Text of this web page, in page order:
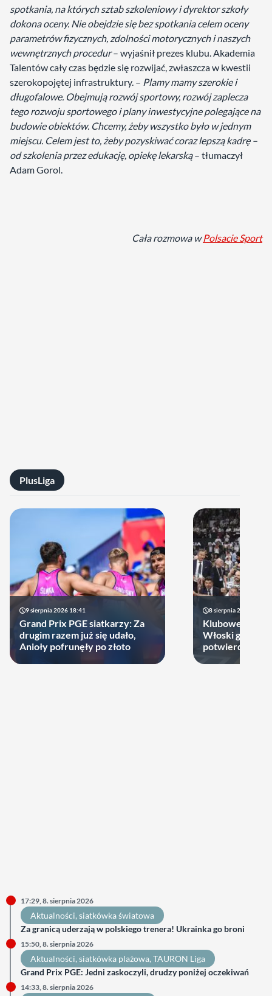
spotkania, na których sztab szkoleniowy i dyrektor szkoły
dokona oceny. Nie obejdzie się bez spotkania celem oceny
parametrów fizycznych, zdolności motorycznych i naszych
wewnętrznych procedur– wyjaśnił prezes klubu. Akademia
Talentów cały czas będzie się rozwijać, zwłaszcza w kwestii
szerokopojętej infrastruktury. – Plamy mamy szerokie i
długofalowe. Obejmują rozwój sportowy, rozwój zaplecza
tego rozwoju sportowego i plany inwestycyjne polegające na
budowie obiektów. Chcemy, żeby wszystko było w jednym
miejscu. Celem jest to, żeby pozyskiwać coraz lepszą kadrę –
od szkolenia przez edukację, opiekę lekarską– tłumaczył
Adam Gorol.
Cała rozmowa wPolsacie Sport
PlusLiga
9 sierpnia 2026 18:41
Grand Prix PGE siatkarzy: Za
drugim razem już się udało,
Anioły pofrunęły po złoto
8 sierpnia 2026 21:46
Klubowe
Włoski gigant
potwierdził
17:29, 8. sierpnia 2026
Aktualności, siatkówka światowa
Za granicą uderzają w polskiego trenera! Ukrainka go broni
15:50, 8. sierpnia 2026
Aktualności, siatkówka plażowa, TAURON Liga
Grand Prix PGE: Jedni zaskoczyli, drudzy poniżej oczekiwań
14:33, 8. sierpnia 2026